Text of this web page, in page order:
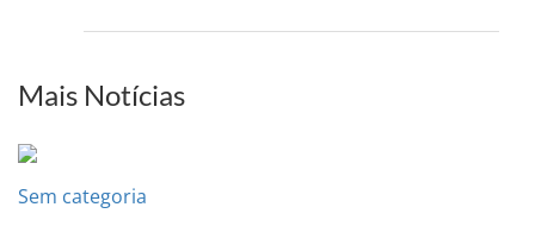
PI
Mais Notícias
Sem categoria